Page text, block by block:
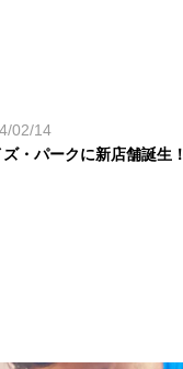
02/14
ズ・パークに新店舗誕生！